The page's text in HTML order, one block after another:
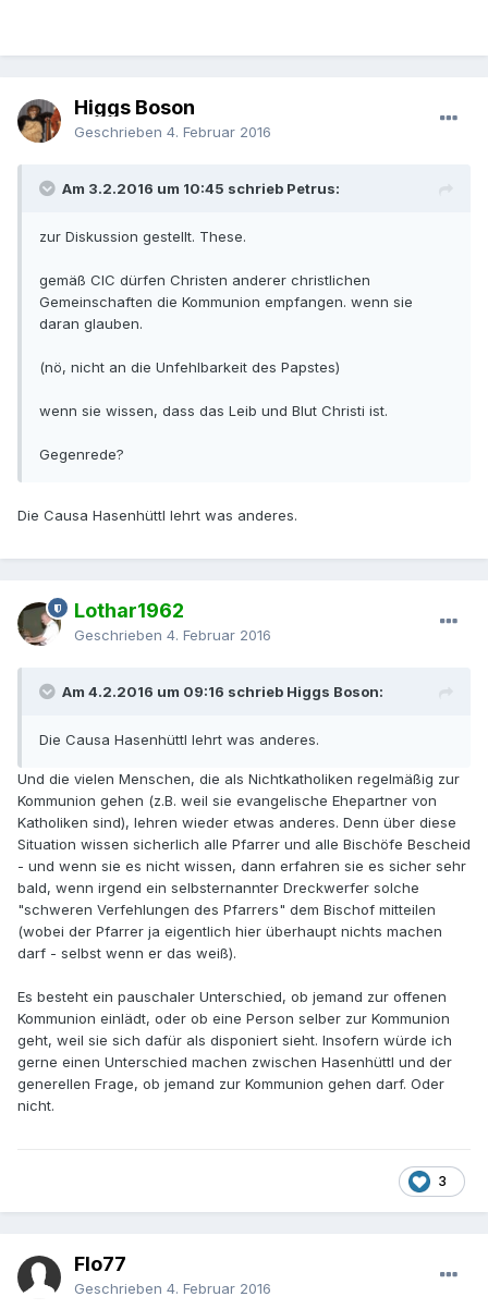
Higgs Boson
Geschrieben 4. Februar 2016
Am 3.2.2016 um 10:45 schrieb Petrus:
zur Diskussion gestellt. These.
gemäß CIC dürfen Christen anderer christlichen
Gemeinschaften die Kommunion empfangen. wenn sie
daran glauben.
(nö, nicht an die Unfehlbarkeit des Papstes)
wenn sie wissen, dass das Leib und Blut Christi ist.
Gegenrede?
Die Causa Hasenhüttl lehrt was anderes.
Lothar1962
Geschrieben 4. Februar 2016
Am 4.2.2016 um 09:16 schrieb Higgs Boson:
Die Causa Hasenhüttl lehrt was anderes.
Und die vielen Menschen, die als Nichtkatholiken regelmäßig zur
Kommunion gehen (z.B. weil sie evangelische Ehepartner von
Katholiken sind), lehren wieder etwas anderes. Denn über diese
Situation wissen sicherlich alle Pfarrer und alle Bischöfe Bescheid
- und wenn sie es nicht wissen, dann erfahren sie es sicher sehr
bald, wenn irgend ein selbsternannter Dreckwerfer solche
"schweren Verfehlungen des Pfarrers" dem Bischof mitteilen
(wobei der Pfarrer ja eigentlich hier überhaupt nichts machen
darf - selbst wenn er das weiß).
Es besteht ein pauschaler Unterschied, ob jemand zur offenen
Kommunion einlädt, oder ob eine Person selber zur Kommunion
geht, weil sie sich dafür als disponiert sieht. Insofern würde ich
gerne einen Unterschied machen zwischen Hasenhüttl und der
generellen Frage, ob jemand zur Kommunion gehen darf. Oder
nicht.
3
Flo77
Geschrieben 4. Februar 2016